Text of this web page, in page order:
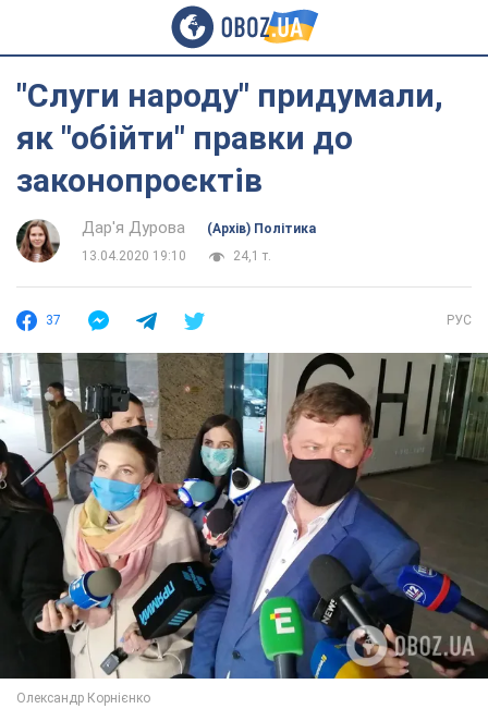
"Слуги народу" придумали,
як "обійти" правки до
законопроєктів
Дар'я Дурова
(Архів) Політика
13.04.2020 19:10
24,1 т.
37 РУС